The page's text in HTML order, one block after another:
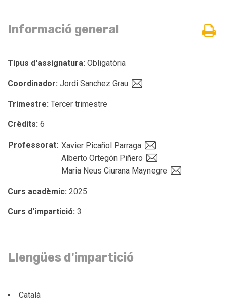
Informació general
Tipus d'assignatura: Obligatòria
Coordinador: Jordi Sanchez Grau
Trimestre: Tercer trimestre
Crèdits: 6
Professorat: Xavier Picañol Parraga
Alberto Ortegón Piñero
Maria Neus Ciurana Maynegre
Curs acadèmic: 2025
Curs d'impartició: 3
Llengües d'impartició
Català